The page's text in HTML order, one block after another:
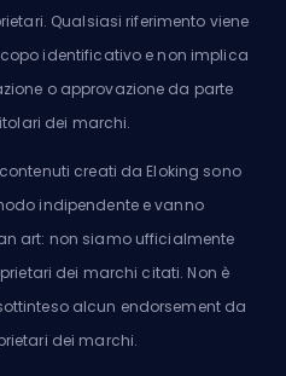
Qualsiasi riferimento viene
identificativo e non implica
o approvazione da parte
dei marchi.
contenuti creati da Eloking sono
indipendente e vanno
art: non siamo ufficialmente
dei marchi citati. Non è
alcun endorsement da
dei marchi.